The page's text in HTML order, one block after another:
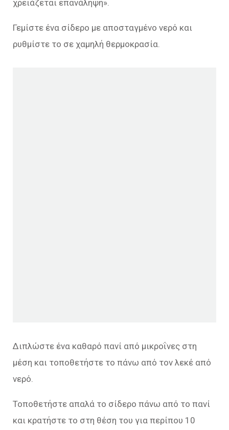
χρειάζεται επανάληψη».
Γεμίστε ένα σίδερο με αποσταγμένο νερό και
ρυθμίστε το σε χαμηλή θερμοκρασία.
Διπλώστε ένα καθαρό πανί από μικροΐνες στη
μέση και τοποθετήστε το πάνω από τον λεκέ από
νερό.
Τοποθετήστε απαλά το σίδερο πάνω από το πανί
και κρατήστε το στη θέση του για περίπου 10